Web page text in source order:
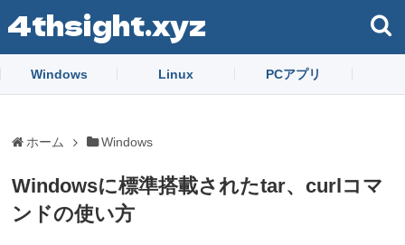
4thsight.xyz
Windows Linux PCアプリ
ホーム Windows
Windowsに標準搭載されたtar、curlコマ
ンドの使い方